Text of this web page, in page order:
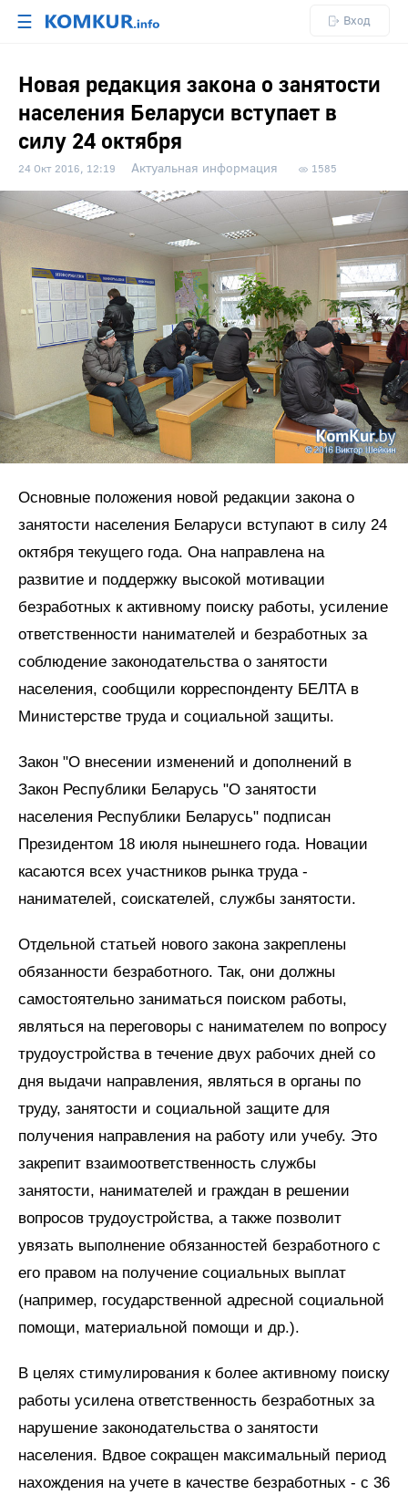
☰ Вход
Новая редакция закона о занятости
населения Беларуси вступает в
силу 24 октября
24 Окт 2016, 12:19 Актуальная информация 1585
Основные положения новой редакции закона о
занятости населения Беларуси вступают в силу 24
октября текущего года. Она направлена на
развитие и поддержку высокой мотивации
безработных к активному поиску работы, усиление
ответственности нанимателей и безработных за
соблюдение законодательства о занятости
населения, сообщили корреспонденту БЕЛТА в
Министерстве труда и социальной защиты.
Закон "О внесении изменений и дополнений в
Закон Республики Беларусь "О занятости
населения Республики Беларусь" подписан
Президентом 18 июля нынешнего года. Новации
касаются всех участников рынка труда -
нанимателей, соискателей, службы занятости.
Отдельной статьей нового закона закреплены
обязанности безработного. Так, они должны
самостоятельно заниматься поиском работы,
являться на переговоры с нанимателем по вопросу
трудоустройства в течение двух рабочих дней со
дня выдачи направления, являться в органы по
труду, занятости и социальной защите для
получения направления на работу или учебу. Это
закрепит взаимоответственность службы
занятости, нанимателей и граждан в решении
вопросов трудоустройства, а также позволит
увязать выполнение обязанностей безработного с
его правом на получение социальных выплат
(например, государственной адресной социальной
помощи, материальной помощи и др.).
В целях стимулирования к более активному поиску
работы усилена ответственность безработных за
нарушение законодательства о занятости
населения. Вдвое сокращен максимальный период
нахождения на учете в качестве безработных - с 36